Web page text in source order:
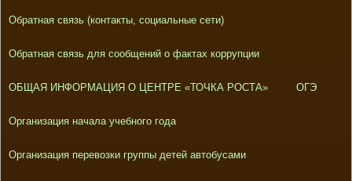
Обратная связь (контакты, социальные сети)
Обратная связь для сообщений о фактах коррупции
ОБЩАЯ ИНФОРМАЦИЯ О ЦЕНТРЕ «ТОЧКА РОСТА» ОГЭ
Организация начала учебного года
Организация перевозки группы детей автобусами